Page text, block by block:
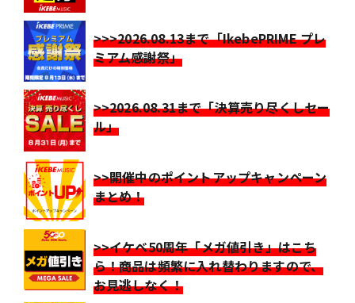
>>>2026.08.13まで「IkebePRIME プレ
ミアム感謝祭」
>>2026.08.31まで「決算売り尽くしセー
ル」
>>開催中のポイントアップキャンペーン
まとめ！
>>イケベ50周年「メガ値引き」はこち
ら！商品は頻繁に入れ替わりますので、
お見逃しなく！